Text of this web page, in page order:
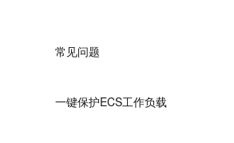
常见问题
一键保护ECS工作负载